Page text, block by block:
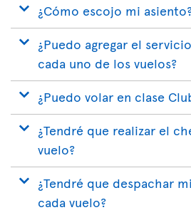
¿Cómo escojo mi
¿Puedo agregar el
cada uno de los vuelos?
¿Puedo volar en clase
¿Tendré que realizar el
vuelo?
¿Tendré que despachar
cada vuelo?